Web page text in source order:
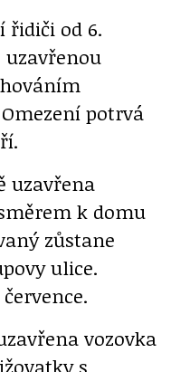
řidiči od 6.
uzavřenou
potrvá
uzavřena
k domu
zůstane
ulice.
vozovka
s